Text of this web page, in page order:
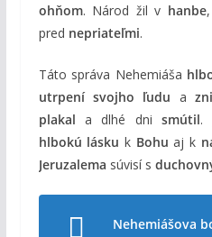
ohňom. Národ žil v hanbe,
pred nepriateľmi.
Táto správa Nehemiáša
utrpení svojho ľudu a
plakal a dlhé dnismútil.
hlbokú lásku k Bohu aj k
Jeruzalema súvisí s
Nehemiášova